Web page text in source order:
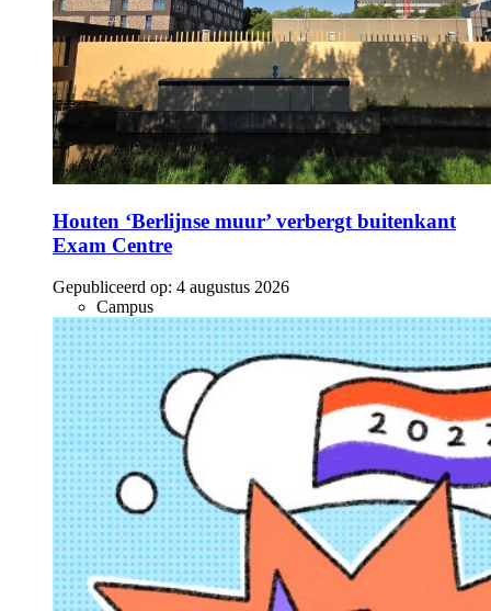
Houten ‘Berlijnse muur’ verbergt buitenkant
Exam Centre
Gepubliceerd op: 4 augustus 2026
Campus